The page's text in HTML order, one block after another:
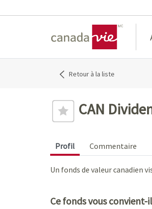
Retour à la liste
CAN
Profil Commentaire
Un fonds de valeur canadien
Ce fonds vous convient-